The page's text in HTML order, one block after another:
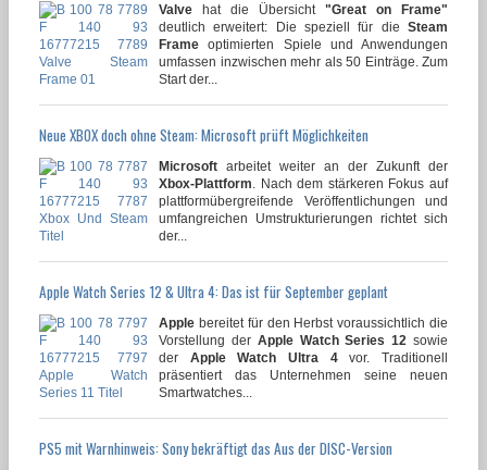
Valve hat die Übersicht "Great on Frame"
deutlich erweitert: Die speziell für die Steam
Frame optimierten Spiele und Anwendungen
umfassen inzwischen mehr als 50 Einträge. Zum
Start der...
Neue XBOX doch ohne Steam: Microsoft prüft Möglichkeiten
Microsoft arbeitet weiter an der Zukunft der
Xbox-Plattform . Nach dem stärkeren Fokus auf
plattformübergreifende Veröffentlichungen und
umfangreichen Umstrukturierungen richtet sich
der...
Apple Watch Series 12 & Ultra 4: Das ist für September geplant
Apple bereitet für den Herbst voraussichtlich die
Vorstellung der Apple Watch Series 12 sowie
der Apple Watch Ultra 4vor. Traditionell
präsentiert das Unternehmen seine neuen
Smartwatches...
PS5 mit Warnhinweis: Sony bekräftigt das Aus der DISC-Version